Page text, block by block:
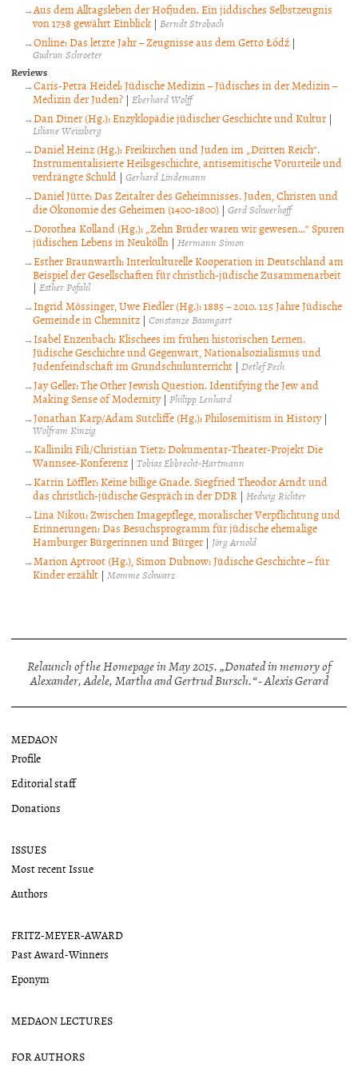
Aus dem Alltagsleben der Hofjuden. Ein jiddisches Selbstzeugnis
von 1738 gewährt Einblick | Berndt Strobach
Online: Das letzte Jahr – Zeugnisse aus dem Getto Łódź |
Gudrun Schroeter
Reviews
Caris-Petra Heidel: Jüdische Medizin – Jüdisches in der Medizin –
Medizin der Juden? | Eberhard Wolff
Dan Diner (Hg.): Enzyklopädie jüdischer Geschichte und Kultur |
Liliane Weissberg
Daniel Heinz (Hg.): Freikirchen und Juden im „Dritten Reich“.
Instrumentalisierte Heilsgeschichte, antisemitische Vorurteile und
verdrängte Schuld | Gerhard Lindemann
Daniel Jütte: Das Zeitalter des Geheimnisses. Juden, Christen und
die Ökonomie des Geheimen (1400-1800) | Gerd Schwerhoff
Dorothea Kolland (Hg.): „Zehn Brüder waren wir gewesen…“ Spuren
jüdischen Lebens in Neukölln | Hermann Simon
Esther Braunwarth: Interkulturelle Kooperation in Deutschland am
Beispiel der Gesellschaften für christlich-jüdische Zusammenarbeit
| Esther Pofahl
Ingrid Mössinger, Uwe Fiedler (Hg.): 1885 – 2010. 125 Jahre Jüdische
Gemeinde in Chemnitz | Constanze Baumgart
Isabel Enzenbach: Klischees im frühen historischen Lernen.
Jüdische Geschichte und Gegenwart, Nationalsozialismus und
Judenfeindschaft im Grundschulunterricht | Detlef Pech
Jay Geller: The Other Jewish Question. Identifying the Jew and
Making Sense of Modernity| Philipp Lenhard
Jonathan Karp/Adam Sutcliffe (Hg.): Philosemitism in History|
Wolfram Kinzig
Kalliniki Fili/Christian Tietz: Dokumentar-Theater-Projekt Die
Wannsee-Konferenz | Tobias Ebbrecht-Hartmann
Katrin Löffler: Keine billige Gnade. Siegfried Theodor Arndt und
das christlich-jüdische Gespräch in der DDR | Hedwig Richter
Lina Nikou: Zwischen Imagepflege, moralischer Verpflichtung und
Erinnerungen: Das Besuchsprogramm für jüdische ehemalige
Hamburger Bürgerinnen und Bürger | Jörg Arnold
Marion Aptroot (Hg.), Simon Dubnow: Jüdische Geschichte – für
Kinder erzählt | Momme Schwarz
Relaunch of the Homepage in May 2015. „Donated in memory of
Alexander, Adele, Martha and Gertrud Bursch.“ - Alexis Gerard
MEDAON
Profile
Editorial staff
Donations
ISSUES
Most recent Issue
Authors
FRITZ-MEYER-AWARD
Past Award-Winners
Eponym
MEDAON LECTURES
FOR AUTHORS